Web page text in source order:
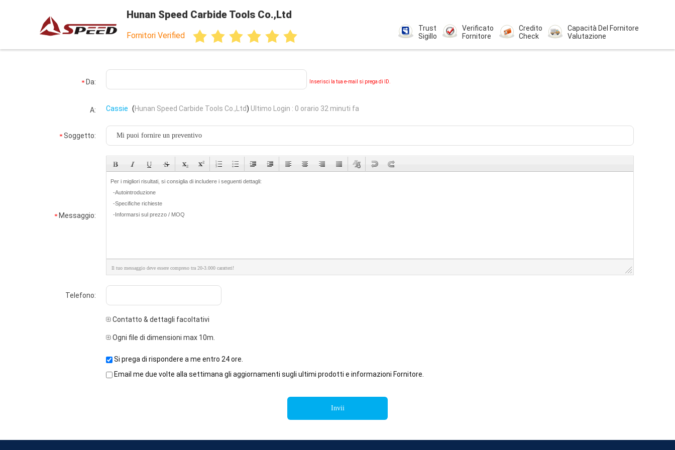
Hunan Speed Carbide Tools Co.,Ltd
Fornitori Verified
Trust
Sigillo
Verificato
Fornitore
Credito
Check
Capacità Del Fornitore
Valutazione
Da: Inserisci la tua e-mail si prega di ID.
A: Cassie (Hunan Speed Carbide Tools Co.,Ltd) Ultimo Login : 0 orario 32 minuti fa
Soggetto:
Messaggio:
Il tuo messaggio deve essere compreso tra 20-3.000 caratteri!
Telefono:
Contatto & dettagli facoltativi
Ogni file di dimensioni max 10m.
Si prega di rispondere a me entro 24 ore.
Email me due volte alla settimana gli aggiornamenti sugli ultimi prodotti e informazioni Fornitore.